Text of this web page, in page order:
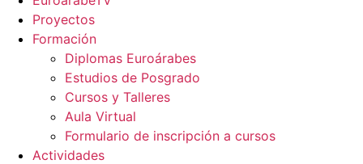
Proyectos
Formación
Diplomas Euroárabes
Estudios de Posgrado
Cursos y Talleres
Aula Virtual
Formulario de inscripción a cursos
Actividades